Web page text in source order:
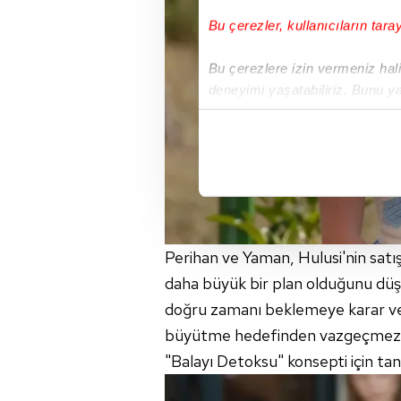
Bu çerezler, kullanıcıların
Bu çerezlere izin vermeniz
deneyimi yaşatabiliriz. Bunu
içerikleri sunabilmek adına
Her halükârda, kullanıcılar,
Sizlere daha iyi bir hizmet
çerezler vasıtasıyla çeşitli
amacıyla kullanılmaktadır.
reklam/pazarlama faaliyetlerinin
Çerezlere ilişkin tercihlerinizi
Çerez
6698 sayılı Kişisel Verilerin
Perihan ve Yaman, Hulusi'nin
daha büyük bir plan olduğunu
doğru zamanı beklemeye karar
büyütme hedefinden
"Balayı Detoksu" konsepti için